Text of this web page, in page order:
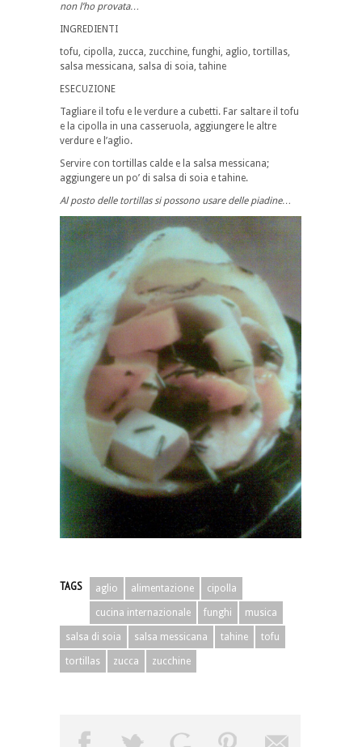
non l’ho provata…
INGREDIENTI
tofu, cipolla, zucca, zucchine, funghi, aglio, tortillas,
salsa messicana, salsa di soia, tahine
ESECUZIONE
Tagliare il tofu e le verdure a cubetti. Far saltare il tofu
e la cipolla in una casseruola, aggiungere le altre
verdure e l’aglio.
Servire con tortillas calde e la salsa messicana;
aggiungere un po’ di salsa di soia e tahine.
Al posto delle tortillas si possono usare delle piadine…
TAGS aglio alimentazione cipolla
cucina internazionale funghi musica
salsa di soia salsa messicana tahine tofu
tortillas zucca zucchine